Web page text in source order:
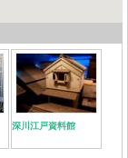
深川江戸資料館